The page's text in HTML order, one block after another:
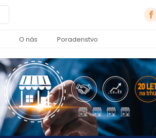
O nás Poradenstvo